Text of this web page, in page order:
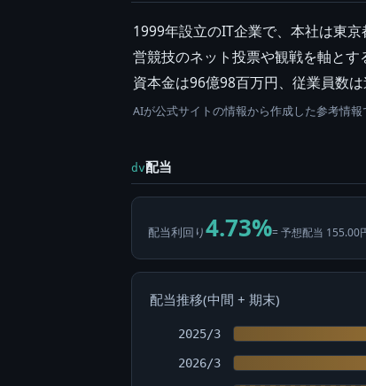
1999年設立のIT企業で、本社は東
営競技のネット投票や観戦を軸とす
資本金は96億98百万円、従業員数
AIが公式サイトの情報から作成した参考情
dv配当
配当利回り4.73%= 予想配当 155.00
配当推移(中間 + 期末)
2025/3
2026/3